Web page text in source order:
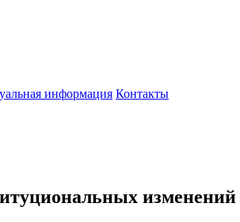
информация Контакты